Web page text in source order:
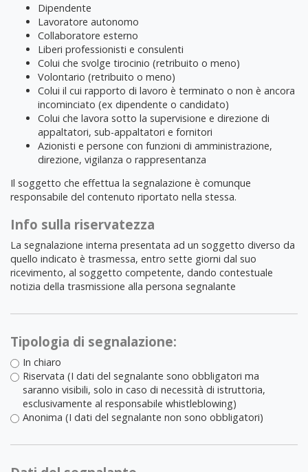
Dipendente
Lavoratore autonomo
Collaboratore esterno
Liberi professionisti e consulenti
Colui che svolge tirocinio (retribuito o meno)
Volontario (retribuito o meno)
Colui il cui rapporto di lavoro è terminato o non è ancora
incominciato (ex dipendente o candidato)
Colui che lavora sotto la supervisione e direzione di
appaltatori, sub-appaltatori e fornitori
Azionisti e persone con funzioni di amministrazione,
direzione, vigilanza o rappresentanza
Il soggetto che effettua la segnalazione è comunque
responsabile del contenuto riportato nella stessa.
Info sulla riservatezza
La segnalazione interna presentata ad un soggetto diverso da
quello indicato è trasmessa, entro sette giorni dal suo
ricevimento, al soggetto competente, dando contestuale
notizia della trasmissione alla persona segnalante
Tipologia di segnalazione:
In chiaro
Riservata (I dati del segnalante sono obbligatori ma
saranno visibili, solo in caso di necessità di istruttoria,
esclusivamente al responsabile whistleblowing)
Anonima (I dati del segnalante non sono obbligatori)